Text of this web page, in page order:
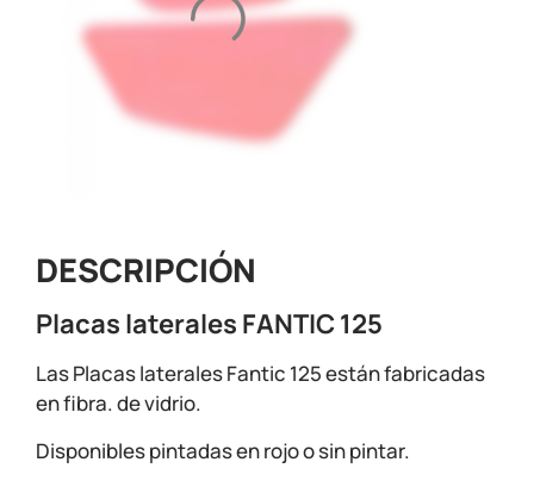
DESCRIPCIÓN
Placas laterales FANTIC 125
Las Placas laterales Fantic 125 están fabricadas
en fibra. de vidrio.
Disponibles pintadas en rojo o sin pintar.